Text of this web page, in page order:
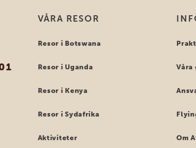
VÅRA RESOR
Resor i Botswana
Resor i Uganda
Resor i Kenya
Resor i Sydafrika
Aktiviteter
Våra
Om